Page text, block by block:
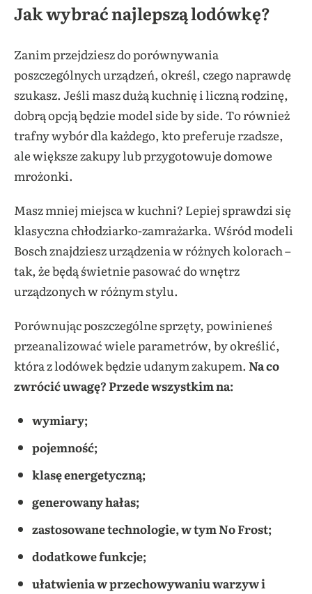
Jak wybrać najlepszą lodówkę?
Zanim przejdziesz do porównywania
poszczególnych urządzeń, określ, czego naprawdę
szukasz. Jeśli masz dużą kuchnię i liczną rodzinę,
dobrą opcją będzie model side by side. To również
trafny wybór dla każdego, kto preferuje rzadsze,
ale większe zakupy lub przygotowuje domowe
mrożonki.
Masz mniej miejsca w kuchni? Lepiej sprawdzi się
klasyczna chłodziarko-zamrażarka. Wśród modeli
Bosch znajdziesz urządzenia w różnych kolorach –
tak, że będą świetnie pasować do wnętrz
urządzonych w różnym stylu.
Porównując poszczególne sprzęty, powinieneś
przeanalizować wiele parametrów, by określić,
która z lodówek będzie udanym zakupem. Na co
zwrócić uwagę? Przede wszystkim na:
wymiary;
pojemność;
klasę energetyczną;
generowany hałas;
zastosowane technologie, w tym No Frost;
dodatkowe funkcje;
ułatwienia w przechowywaniu warzyw i